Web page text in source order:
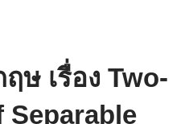
ษ เรื่อง Two-
Separable